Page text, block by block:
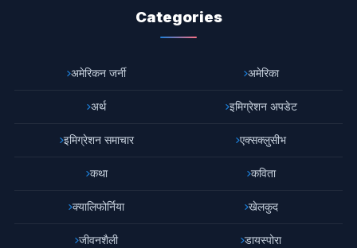
Categories
अमेरिकन जर्नी अमेरिका
अर्थ इमिग्रेशन अपडेट
इमिग्रेशन समाचार एक्सक्लुसीभ
कथा कविता
क्यालिफोर्निया खेलकुद
जीवनशैली डायस्पोरा